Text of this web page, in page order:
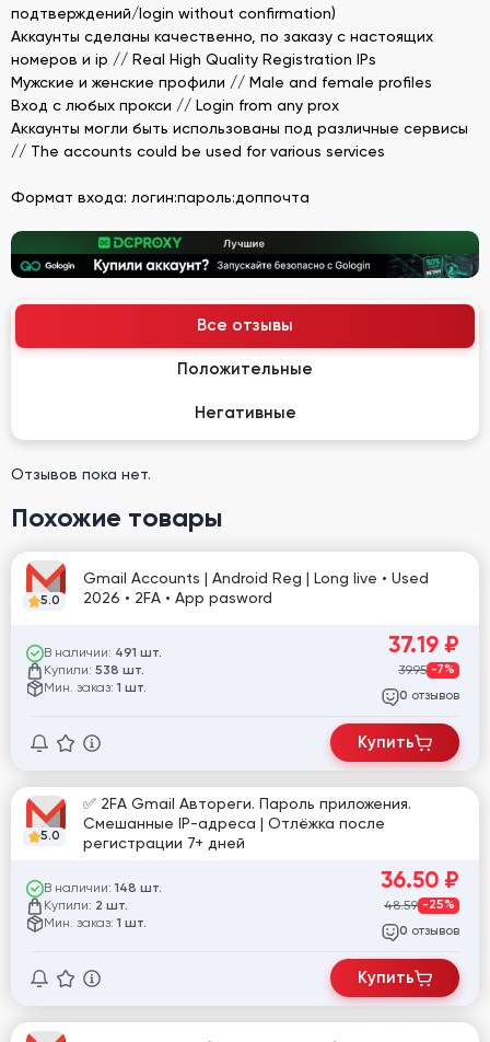
подтверждений/login without confirmation)
Аккаунты сделаны качественно, по заказу с настоящих
номеров и ip // Real High Quality Registration IPs
Мужские и женские профили // Male and female profiles
Вход с любых прокси // Login from any prox
Аккаунты могли быть использованы под различные сервисы
// The accounts could be used for various services
Формат входа: логин:пароль:доппочта
Все отзывы
Положительные
Негативные
Отзывов пока нет.
Похожие товары
5.0
Gmail Accounts | Android Reg | Long live • Used
2026 • 2FA • App pasword
В наличии: 491 шт.
Купили: 538 шт.
Мин. заказ: 1 шт.
37.19 ₽
39.95 -7%
0 отзывов
Купить
5.0
✅ 2FA Gmail Автореги. Пароль приложения.
Смешанные IP-адреса | Отлёжка после
регистрации 7+ дней
В наличии: 148 шт.
Купили: 2 шт.
Мин. заказ: 1 шт.
36.50 ₽
48.59 -25%
0 отзывов
Купить